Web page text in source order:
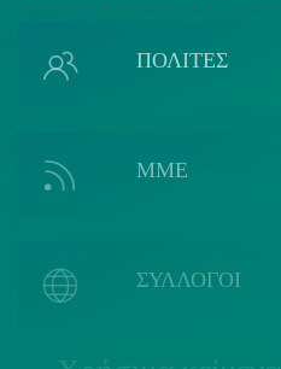
ΠΟΛΙΤΕΣ
ΜΜΕ
ΣΥΛΛΟΓΟΙ